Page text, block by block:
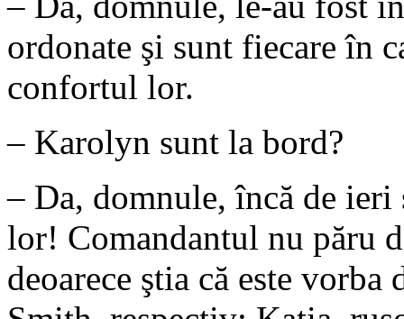
ordonate şi sunt fiecare în
confortul lor.
– Karolyn sunt la bord?
– Da, domnule, încă de
lor! Comandantul nu păru
deoarece ştia că este